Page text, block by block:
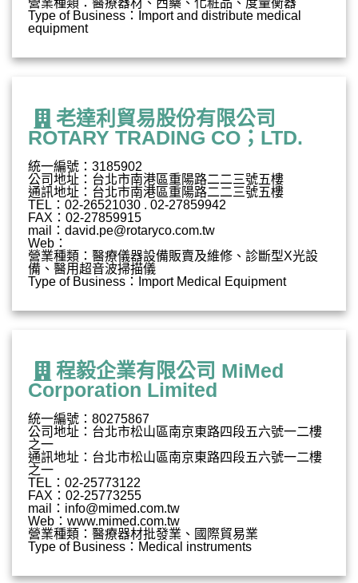
營業種類：醫療器材、西藥、化粧品、度量衡器
Type of Business：Import and distribute medical
equipment
老達利貿易股份有限公司
ROTARY TRADING CO；LTD.
統一編號：3185902
公司地址：台北市南港區重陽路二二三號五樓
通訊地址：台北市南港區重陽路二二三號五樓
TEL：02-26521030 . 02-27859942
FAX：02-27859915
mail： david.pe@rotaryco.com.tw
Web：
營業種類：醫療儀器設備販賣及維修、診斷型X光設
備、醫用超音波掃描儀
Type of Business：Import Medical Equipment
程毅企業有限公司 MiMed
Corporation Limited
統一編號：80275867
公司地址：台北市松山區南京東路四段五六號一二樓
之一
通訊地址：台北市松山區南京東路四段五六號一二樓
之一
TEL：02-25773122
FAX：02-25773255
mail： info@mimed.com.tw
Web：www.mimed.com.tw
營業種類：醫療器材批發業、國際貿易業
Type of Business：Medical instruments